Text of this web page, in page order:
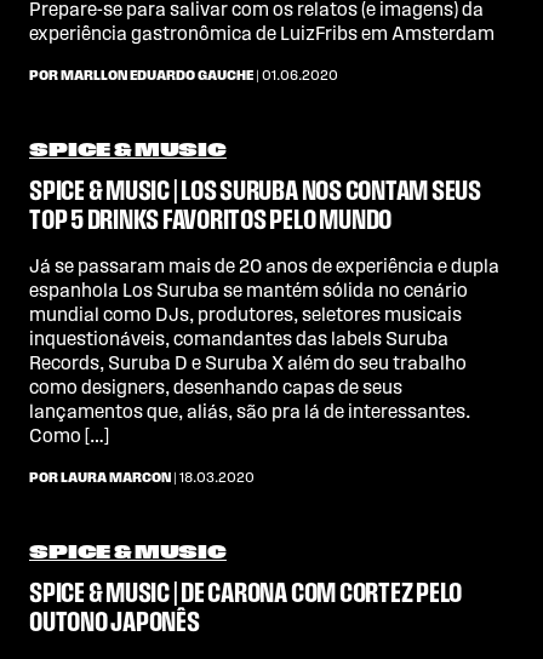
Prepare-se para salivar com os relatos (e imagens) da
experiência gastronômica de LuizFribs em Amsterdam
POR MARLLON EDUARDO GAUCHE | 01.06.2020
SPICE & MUSIC
SPICE & MUSIC | LOS SURUBA NOS CONTAM SEUS
TOP 5 DRINKS FAVORITOS PELO MUNDO
Já se passaram mais de 20 anos de experiência e dupla
espanhola Los Suruba se mantém sólida no cenário
mundial como DJs, produtores, seletores musicais
inquestionáveis, comandantes das labels Suruba
Records, Suruba D e Suruba X além do seu trabalho
como designers, desenhando capas de seus
lançamentos que, aliás, são pra lá de interessantes.
Como […]
POR LAURA MARCON | 18.03.2020
SPICE & MUSIC
SPICE & MUSIC | DE CARONA COM CORTEZ PELO
OUTONO JAPONÊS